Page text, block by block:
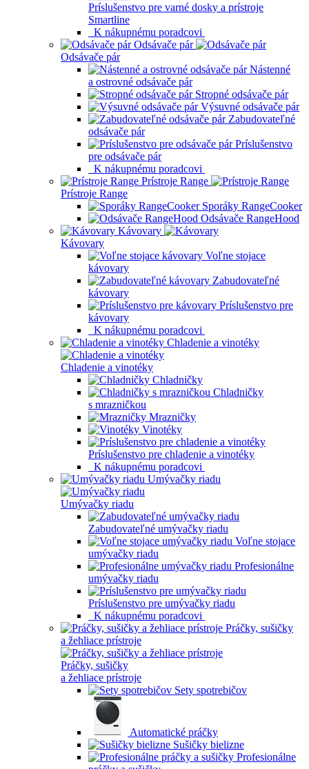
Príslušenstvo pre varné dosky a prístroje
Smartline
K nákupnému poradcovi
Odsávače pár
Odsávače pár
Nástenné
a ostrovné odsávače pár
Stropné odsávače pár
Výsuvné odsávače pár
Zabudovateľné
odsávače pár
Príslušenstvo
pre odsávače pár
K nákupnému poradcovi
Prístroje Range
Prístroje Range
Sporáky RangeCooker
Odsávače RangeHood
Kávovary
Kávovary
Voľne stojace
kávovary
Zabudovateľné
kávovary
Príslušenstvo pre
kávovary
K nákupnému poradcovi
Chladenie a vinotéky
Chladenie a vinotéky
Chladničky
Chladničky
s mrazničkou
Mrazničky
Vinotéky
Príslušenstvo pre chladenie a vinotéky
K nákupnému poradcovi
Umývačky riadu
Umývačky riadu
Zabudovateľné umývačky riadu
Voľne stojace
umývačky riadu
Profesionálne
umývačky riadu
Príslušenstvo pre umývačky riadu
K nákupnému poradcovi
Práčky, sušičky
a žehliace prístroje
Práčky, sušičky
a žehliace prístroje
Sety spotrebičov
Automatické práčky
Sušičky bielizne
Profesionálne